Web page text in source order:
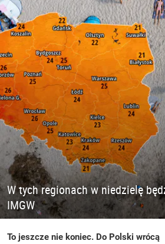
W tych regionach w niedzielę
IMGW
To jeszcze nie koniec. Do Polski wrócą